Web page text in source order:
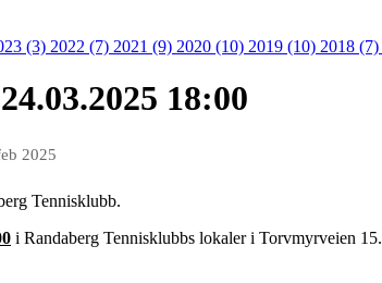
(3) 2022 (7) 2021 (9) 2020 (10) 2019 (10) 2018 (7)
18:00
2025
Tennisklubb.
i Randaberg Tennisklubbs lokaler i Torvmyrveien 15.